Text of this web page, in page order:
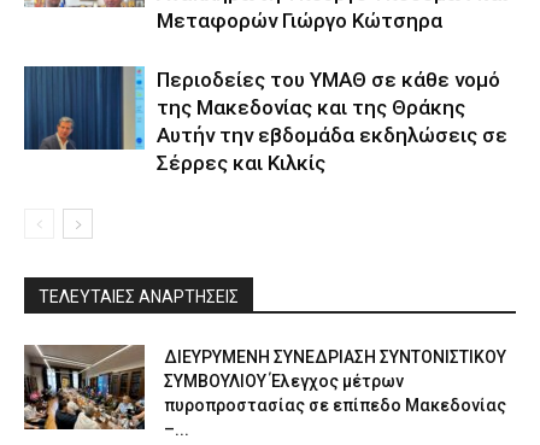
Μεταφορών Γιώργο Κώτσηρα
Περιοδείες του ΥΜΑΘ σε κάθε νομό
της Μακεδονίας και της Θράκης
Αυτήν την εβδομάδα εκδηλώσεις σε
Σέρρες και Κιλκίς
ΤΕΛΕΥΤΑΙΕΣ ΑΝΑΡΤΗΣΕΙΣ
ΔΙΕΥΡΥΜΕΝΗ ΣΥΝΕΔΡΙΑΣΗ ΣΥΝΤΟΝΙΣΤΙΚΟΥ
ΣΥΜΒΟΥΛΙΟΥ Έλεγχος μέτρων
πυροπροστασίας σε επίπεδο Μακεδονίας
–...